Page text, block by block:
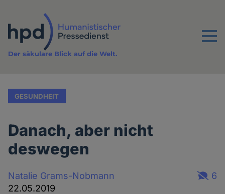
Inhalt
Menu
Der säkulare Blick auf die Welt.
GESUNDHEIT
Danach, aber nicht
deswegen
Natalie Grams-Nobmann
22.05.2019
6